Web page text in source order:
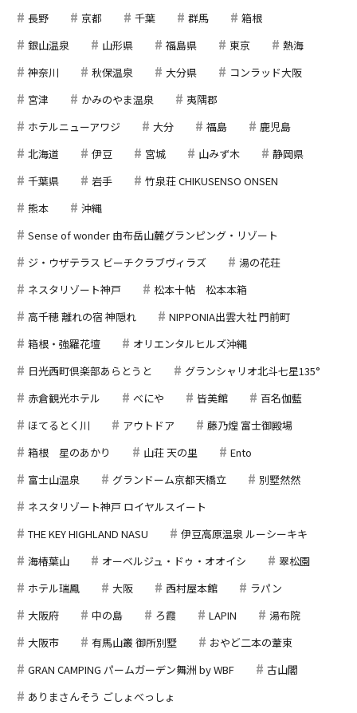
長野
京都 千葉 群馬
箱根
銀山温泉
山形県 福島県 東京
熱海
神奈川
秋保温泉 大分県
コンラッド大阪
宮津
かみのやま温泉
夷隅郡
ホテルニューアワジ
大分 福島
鹿児島
北海道
伊豆 宮城 山みず木
静岡県
千葉県
岩手
竹泉荘 CHIKUSENSO ONSEN
熊本
沖縄
Sense of wonder 由布岳山麓グランピング・リゾート
ジ・ウザテラス ビーチクラブヴィラズ
湯の花荘
ネスタリゾート神戸
松本十帖 松本本箱
高千穂 離れの宿 神隠れ
NIPPONIA出雲大社 門前町
箱根・強羅花壇
オリエンタルヒルズ沖縄
日光西町倶楽部あらとうと
グランシャリオ北斗七星135°
赤倉観光ホテル
べにや 皆美館
百名伽藍
ほてるとく川
アウトドア
藤乃煌 富士御殿場
箱根 星のあかり
山荘 天の里
Ento
富士山温泉
グランドーム京都天橋立
別墅然然
ネスタリゾート神戸 ロイヤルスイート
THE KEY HIGHLAND NASU
伊豆高原温泉 ルーシーキキ
海椿葉山
オーベルジュ・ドゥ・オオイシ
翠松園
ホテル瑞鳳
大阪 西村屋本館
ラパン
大阪府
中の島 ろ霞 LAPIN
湯布院
大阪市
有馬山叢 御所別墅
おやど二本の葦束
GRAN CAMPING パームガーデン舞洲 by WBF
古山閣
ありまさんそう ごしょべっしょ